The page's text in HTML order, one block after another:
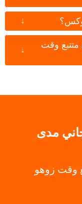
↓
وقت
↓
مدى
وقت زوهو